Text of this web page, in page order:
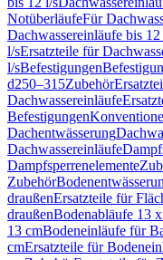
NotüberläufeFür
Dachwassereinläufe bis 12
l/sErsatzteile für
l/sBefestigungen
d250–315Zubehör
Dachwassereinläufe
Befestigungen
Dachentwässerung
Dachwassereinläufe
Dampfsperrenelemente
Zubehör
draußenErsatzteile für
draußenBodenabläufe 13
13 cmBodeneinläufe für
cmErsatzteile für